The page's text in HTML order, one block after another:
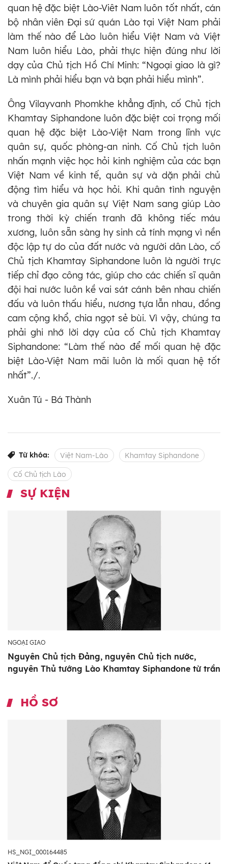
quan hệ đặc biệt Lào-Viêt Nam luôn tốt nhất, cán
bộ nhân viên Đại sứ quán Lào tại Việt Nam phải
làm thế nào để Lào luôn hiểu Việt Nam và Việt
Nam luôn hiểu Lào, phải thực hiện đúng như lời
dạy của Chủ tịch Hồ Chí Minh: “Ngoại giao là gì?
Là mình phải hiểu bạn và bạn phải hiểu mình”.
Ông Vilayvanh Phomkhe khẳng định, cố Chủ tịch
Khamtay Siphandone luôn đặc biệt coi trọng mối
quan hệ đặc biệt Lào-Việt Nam trong lĩnh vực
quân sự, quốc phòng-an ninh. Cố Chủ tịch luôn
nhấn mạnh việc học hỏi kinh nghiệm của các bạn
Việt Nam về kinh tế, quân sự và dặn phải chủ
động tìm hiểu và học hỏi. Khi quân tình nguyện
và chuyên gia quân sự Việt Nam sang giúp Lào
trong thời kỳ chiến tranh đã không tiếc máu
xương, luôn sẵn sàng hy sinh cả tính mạng vì nền
độc lập tự do của đất nước và người dân Lào, cố
Chủ tịch Khamtay Siphandone luôn là người trực
tiếp chỉ đạo công tác, giúp cho các chiến sĩ quân
đội hai nước luôn kề vai sát cánh bên nhau chiến
đấu và luôn thấu hiểu, nương tựa lẫn nhau, đồng
cam cộng khổ, chia ngọt sẻ bùi. Vì vậy, chúng ta
phải ghi nhớ lời dạy của cố Chủ tịch Khamtay
Siphandone: “Làm thế nào để mối quan hệ đặc
biệt Lào-Việt Nam mãi luôn là mối quan hệ tốt
nhất”./.
Xuân Tú - Bá Thành
Từ khóa: Việt Nam-Lào Khamtay Siphandone
Cố Chủ tịch Lào
SỰ KIỆN
NGOẠI GIAO
Nguyên Chủ tịch Đảng, nguyên Chủ tịch nước,
nguyên Thủ tướng Lào Khamtay Siphandone từ trần
HỒ SƠ
HS_NGI_000164485